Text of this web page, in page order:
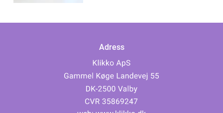
Adress